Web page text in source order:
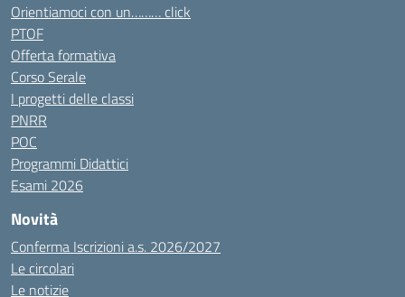
Orientiamoci con un……… click
PTOF
Offerta formativa
Corso Serale
I progetti delle classi
PNRR
POC
Programmi Didattici
Esami 2026
Novità
Conferma Iscrizioni a.s. 2026/2027
Le circolari
Le notizie